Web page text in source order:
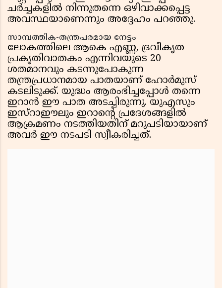
ചർച്ചകളിൽ നിന്നുതന്നെ ഒഴിവാക്കപ്പെട്ട
അവസ്ഥയാണെന്നും അദ്ദേഹം പറഞ്ഞു.
സാമ്പത്തിക-തന്ത്രപരമായ നേട്ടം
ലോകത്തിലെ ആകെ എണ്ണ, ദ്രവീകൃത
പ്രകൃതിവാതകം എന്നിവയുടെ 20
ശതമാനവും കടന്നുപോകുന്ന
തന്ത്രപ്രധാനമായ പാതയാണ് ഹോർമുസ്
കടലിടുക്ക്. യുദ്ധം ആരംഭിച്ചപ്പോൾ തന്നെ
ഇറാൻ ഈ പാത അടച്ചിരുന്നു. യുഎസും
ഇസ്റാഈലും ഇറാൻ്റെ പ്രദേശങ്ങളിൽ
ആക്രമണം നടത്തിയതിന് മറുപടിയായാണ്
അവർ ഈ നടപടി സ്വീകരിച്ചത്.